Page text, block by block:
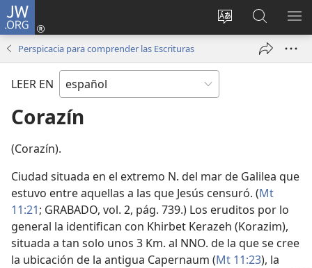
JW.ORG
Cambiar
del sitio
Iniciar
sesión
nueva
en
jw.org
Perspicacia para comprender las Escrituras
LEER EN
Corazín
(Corazín).
Ciudad situada en el extremo N. del mar de Galilea que
estuvo entre aquellas a las que Jesús censuró. (Mt
11:21; GRABADO, vol. 2, pág. 739.) Los eruditos por lo
general la identifican con Khirbet Kerazeh (Korazim),
situada a tan solo unos 3 Km. al NNO. de la que se cree
la ubicación de la antigua Capernaum (Mt 11:23), la